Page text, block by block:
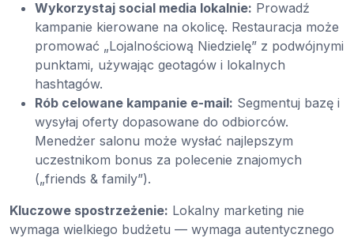
Wykorzystaj social media lokalnie: Prowadź
kampanie kierowane na okolicę. Restauracja może
promować „Lojalnościową Niedzielę” z podwójnymi
punktami, używając geotagów i lokalnych
hashtagów.
Rób celowane kampanie e-mail: Segmentuj bazę i
wysyłaj oferty dopasowane do odbiorców.
Menedżer salonu może wysłać najlepszym
uczestnikom bonus za polecenie znajomych
(„friends & family”).
Kluczowe spostrzeżenie: Lokalny marketing nie
wymaga wielkiego budżetu — wymaga autentycznego